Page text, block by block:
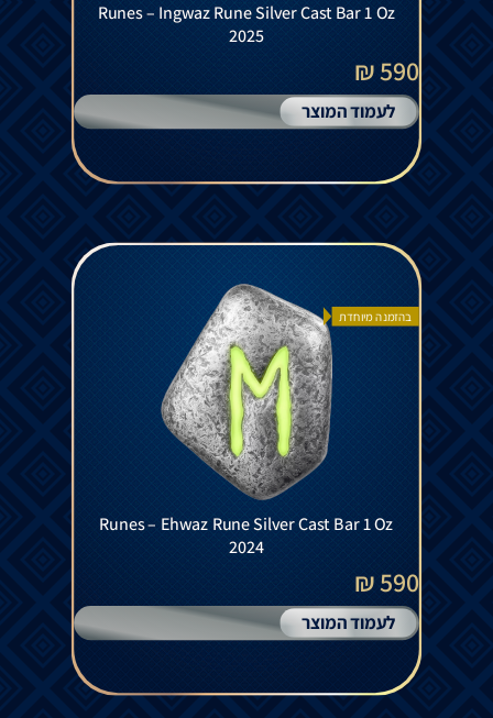
Runes – Ingwaz Rune Silver Cast Bar 1 Oz
2025
590 ₪
לעמוד המוצר
בהזמנה מיוחדת
Runes – Ehwaz Rune Silver Cast Bar 1 Oz
2024
590 ₪
לעמוד המוצר